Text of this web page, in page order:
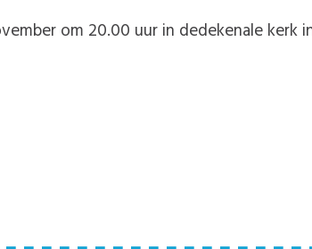
om 20.00 uur in dedekenale kerk